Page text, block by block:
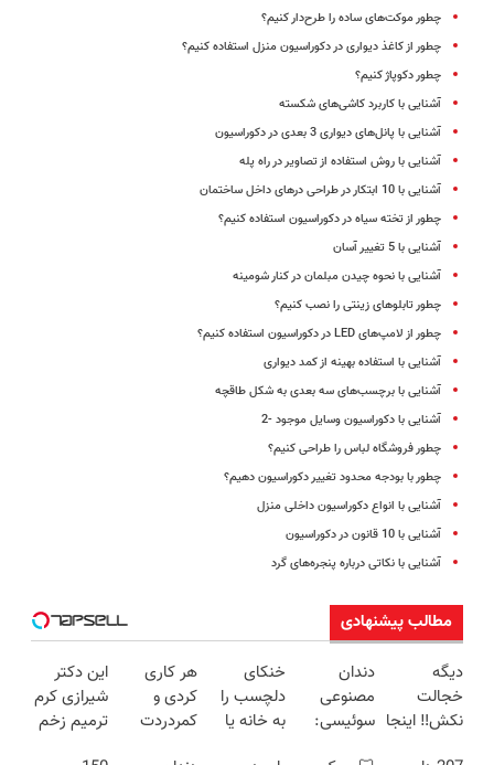
چطور موکت‌های ساده را طرح‌دار کنیم؟
چطور از کاغذ دیواری در دکوراسیون منزل استفاده کنیم؟
چطور دکوپاژ کنیم؟
آشنایی با کاربرد کاشی‌های شکسته
آشنایی با پانل‌های دیواری 3 بعدی در دکوراسیون
آشنایی با روش استفاده از تصاویر در راه‌ پله
آشنایی با 10 ابتکار در طراحی درهای داخل ساختمان
چطور از تخته سیاه در دکوراسیون استفاده کنیم؟
آشنایی با 5 تغییر آسان
آشنایی با نحوه چیدن مبلمان در کنار شومینه
چطور تابلوهای زینتی را نصب کنیم؟
چطور از لامپ‌های LED در دکوراسیون استفاده کنیم؟
آشنایی با استفاده بهینه از کمد دیواری
آشنایی با برچسب‌های سه بعدی به شکل طاقچه
آشنایی با دکوراسیون وسایل موجود -2
چطور فروشگاه لباس را طراحی کنیم؟
چطور با بودجه محدود تغییر دکوراسیون دهیم؟
آشنایی با انواع دکوراسیون داخلی منزل
آشنایی با 10 قانون در دکوراسیون
آشنایی با نکاتی درباره پنجره‌های گرد
مطالب پیشنهادی
دیگه
خجالت
نکش‼️ اینجا
دندان
مصنوعی
سوئیسی:
خنکای
دلچسب را
به خانه یا
هر کاری
کردی و
کمردردت
این دکتر
شیرازی کرم
ترمیم زخم